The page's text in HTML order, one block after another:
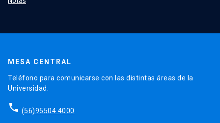
MESA CENTRAL
Teléfono para comunicarse con las distintas áreas de la
Universidad.
phone (56)95504 4000